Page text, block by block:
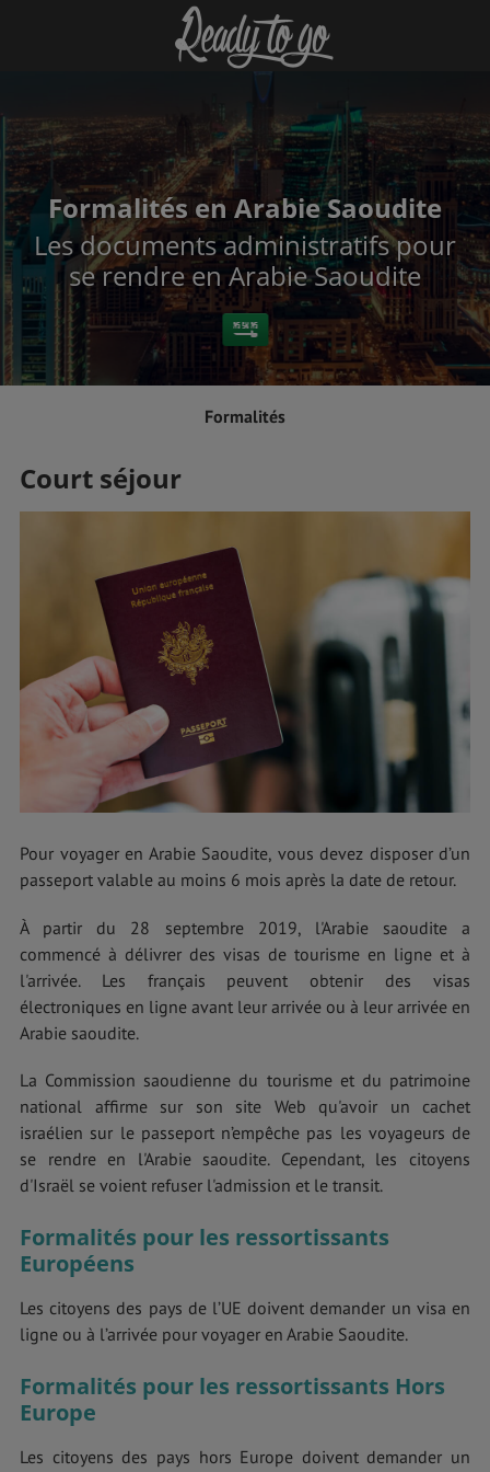
Formalités en Arabie Saoudite
Les documents administratifs pour
se rendre en Arabie Saoudite
Formalités
Court séjour
Pour voyager en Arabie Saoudite, vous devez disposer d’un
passeport valable au moins 6 mois après la date de retour.
À partir du 28 septembre 2019, l'Arabie saoudite a
commencé à délivrer des visas de tourisme en ligne et à
l'arrivée. Les français peuvent obtenir des visas
électroniques en ligne avant leur arrivée ou à leur arrivée en
Arabie saoudite.
La Commission saoudienne du tourisme et du patrimoine
national affirme sur son site Web qu'avoir un cachet
israélien sur le passeport n’empêche pas les voyageurs de
se rendre en l'Arabie saoudite. Cependant, les citoyens
d'Israël se voient refuser l'admission et le transit.
Formalités pour les ressortissants
Européens
Les citoyens des pays de l’UE doivent demander un visa en
ligne ou à l’arrivée pour voyager en Arabie Saoudite.
Formalités pour les ressortissants Hors
Europe
Les citoyens des pays hors Europe doivent demander un